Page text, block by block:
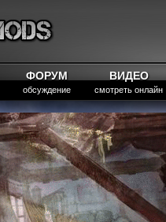
ФОРУМ
обсуждение
ВИДЕО
смотреть онлайн